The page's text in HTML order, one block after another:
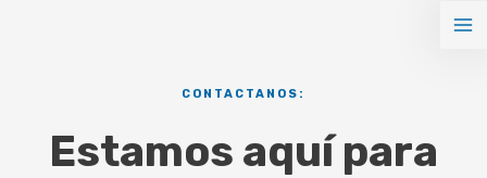
CONTACTANOS:
Estamos aquí para